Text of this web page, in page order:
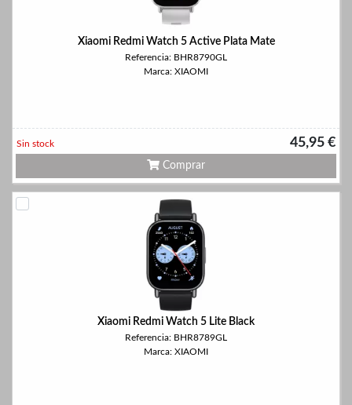
Xiaomi Redmi Watch 5 Active Plata Mate
Referencia: BHR8790GL
Marca: XIAOMI
45,95 €
Sin stock
Comprar
Xiaomi Redmi Watch 5 Lite Black
Referencia: BHR8789GL
Marca: XIAOMI